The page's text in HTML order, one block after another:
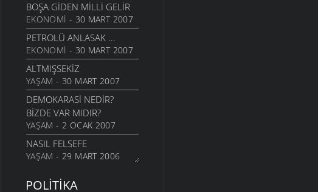
BOŞA GIDEN MILLI GELIR
EKONOMI - 30 MART 2007
PETROLÜ ANLASAK ...
EKONOMI - 30 MART 2007
ALTMIŞSEKIZ
YAŞAM - 30 MART 2007
DEMOKARASI NEDIR?
BIZDE VAR MIDIR?
YAŞAM - 2 OCAK 2007
NASIL FELSEFE
YAŞAM - 29 MART 2006
POLITIKA